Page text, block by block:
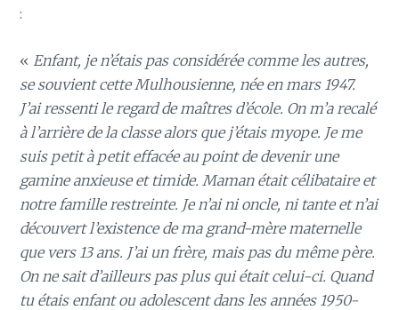
:
« Enfant, je n’étais pas considérée comme les autres,
se souvient cette Mulhousienne, née en mars 1947.
J’ai ressenti le regard de maîtres d’école. On m’a recalé
à l’arrière de la classe alors que j’étais myope. Je me
suis petit à petit effacée au point de devenir une
gamine anxieuse et timide. Maman était célibataire et
notre famille restreinte. Je n’ai ni oncle, ni tante et n’ai
découvert l’existence de ma grand-mère maternelle
que vers 13 ans. J’ai un frère, mais pas du même père.
On ne sait d’ailleurs pas plus qui était celui-ci. Quand
tu étais enfant ou adolescent dans les années 1950-